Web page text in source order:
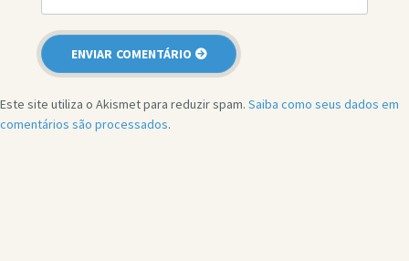
Este site utiliza o Akismet para reduzir spam. Saiba como seus dados em
comentários são processados.